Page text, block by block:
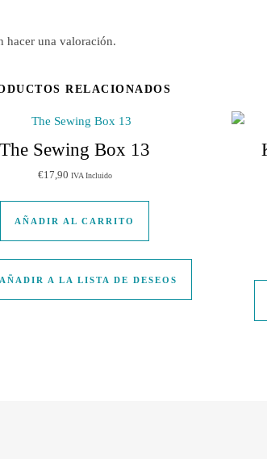
hacer una valoración.
RELACIONADOS
variantes. Las opciones se pueden elegir en la
The Sewing Box 13
€17,90 IVA Incluido
AÑADIR AL CARRITO
AÑADIR A LA LISTA DE DESEOS